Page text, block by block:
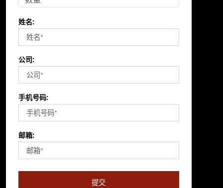
姓名:
公司:
手机号码:
邮箱:
提交